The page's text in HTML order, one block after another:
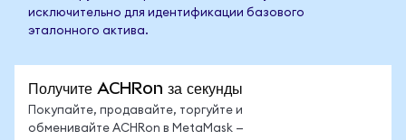
исключительно для идентификации базового
эталонного актива.
Получите ACHRon за секунды
Покупайте, продавайте, торгуйте и
обменивайте ACHRon в MetaMask —